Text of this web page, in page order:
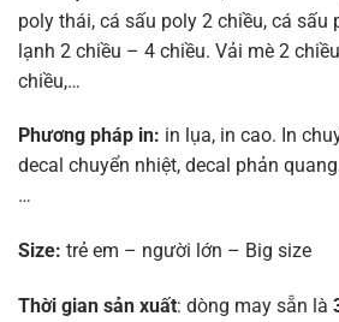
poly thái, cá sấu poly 2 chiều, cá sấu
lạnh 2 chiều – 4 chiều. Vải mè 2
chiều,…
Phương pháp in: in lụa, in cao. In
decal chuyển nhiệt, decal phản
…
Size: trẻ em – người lớn – Big size
Thời gian sản xuất: dòng may sẵn là